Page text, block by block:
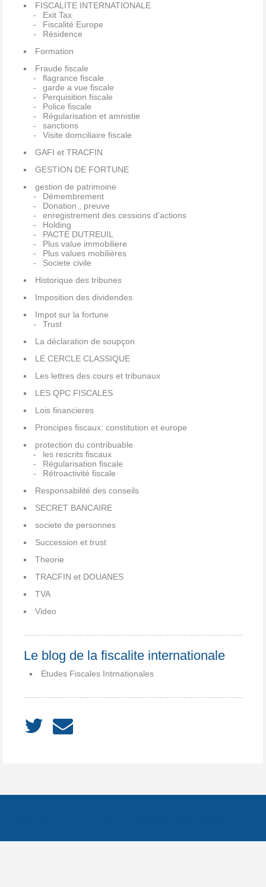
FISCALITE INTERNATIONALE
Exit Tax
Fiscalité Europe
Résidence
Formation
Fraude fiscale
flagrance fiscale
garde a vue fiscale
Perquisition fiscale
Police fiscale
Régularisation et amnistie
sanctions
Visite domciliaire fiscale
GAFI et TRACFIN
GESTION DE FORTUNE
gestion de patrimoine
Démembrement
Donation , preuve
enregistrement des cessions d'actions
Holding
PACTE DUTREUIL
Plus value immobiliere
Plus values mobilières
Societe civile
Historique des tribunes
Imposition des dividendes
Impot sur la fortune
Trust
La déclaration de soupçon
LE CERCLE CLASSIQUE
Les lettres des cours et tribunaux
LES QPC FISCALES
Lois financieres
Proncipes fiscaux: constitution et europe
protection du contribuable
les rescrits fiscaux
Régularisation fiscale
Rétroactivité fiscale
Responsabilité des conseils
SECRET BANCAIRE
societe de personnes
Succession et trust
Theorie
TRACFIN et DOUANES
TVA
Video
Le blog de la fiscalite internationale
Etudes Fiscales Intrnationales